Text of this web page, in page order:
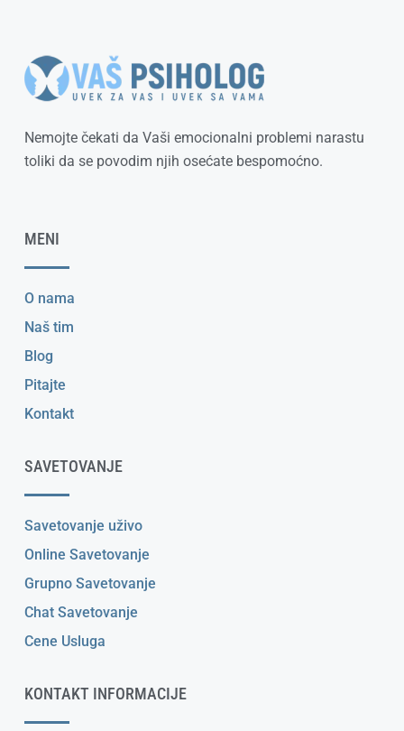
Nemojte čekati da Vaši emocionalni problemi narastu
toliki da se povodim njih osećate bespomoćno.
MENI
O nama
Naš tim
Blog
Pitajte
Kontakt
SAVETOVANJE
Savetovanje uživo
Online Savetovanje
Grupno Savetovanje
Chat Savetovanje
Cene Usluga
KONTAKT INFORMACIJE